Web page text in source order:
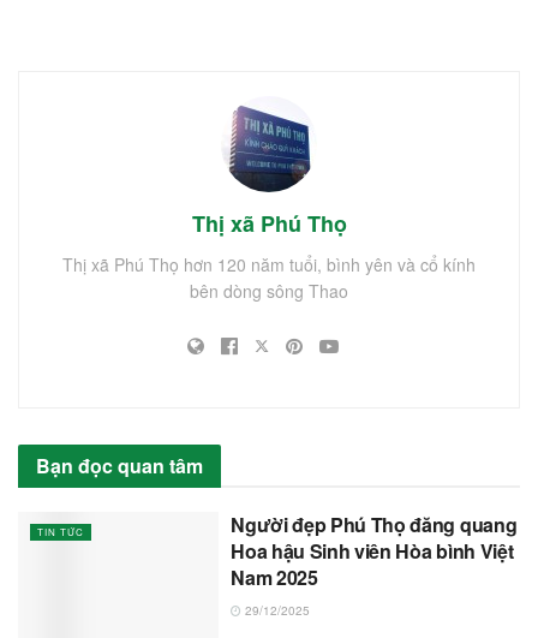
Thị xã Phú Thọ
Thị xã Phú Thọ hơn 120 năm tuổi, bình yên và cổ kính
bên dòng sông Thao
Bạn đọc quan tâm
TIN TỨC
Người đẹp Phú Thọ đăng quang
Hoa hậu Sinh viên Hòa bình Việt
Nam 2025
29/12/2025